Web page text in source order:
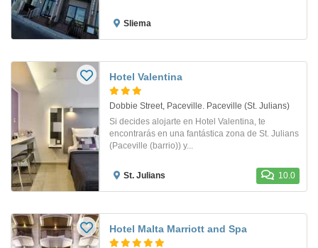
Sliema
Hotel Valentina
Dobbie Street, Paceville. Paceville (St. Julians)
Si decides alojarte en Hotel Valentina, te
encontrarás en una fantástica zona de St. Julians
(Paceville (barrio)) y...
St. Julians 10.0
Hotel Malta Marriott and Spa